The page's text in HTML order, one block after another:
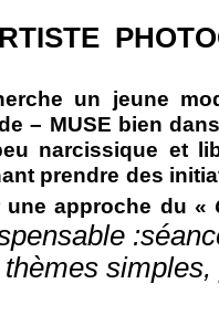
un jeune
– MUSE bien
narcissique et
prendre des
une approche du «
: